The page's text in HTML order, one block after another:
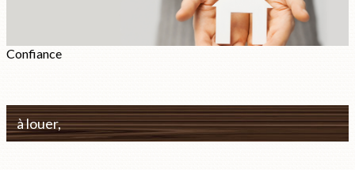
Confiance
à louer,